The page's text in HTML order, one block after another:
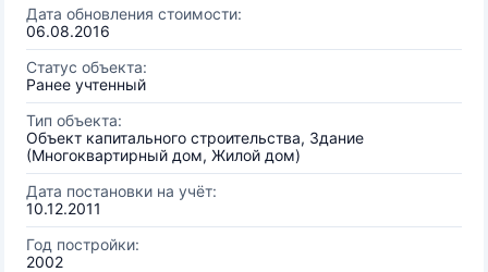
Дата обновления стоимости:
06.08.2016
Статус объекта:
Ранее учтенный
Тип объекта:
Объект капитального строительства, Здание
(Многоквартирный дом, Жилой дом)
Дата постановки на учёт:
10.12.2011
Год постройки:
2002